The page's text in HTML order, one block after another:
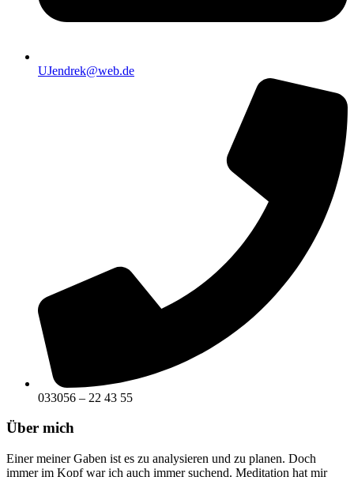
UJendrek@web.de
033056 – 22 43 55
Über mich
Einer meiner Gaben ist es zu analysieren und zu planen. Doch
immer im Kopf war ich auch immer suchend. Meditation hat mir